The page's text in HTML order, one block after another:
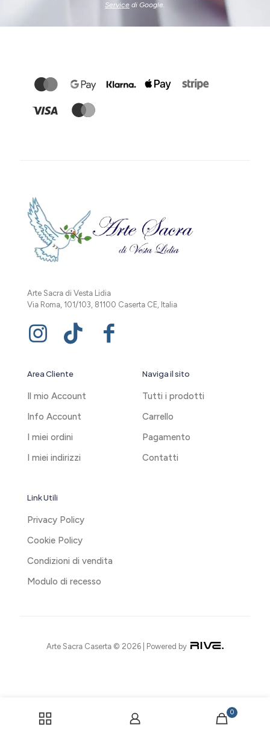
Service di Google.
Arte Sacra di Vesta Lidia
Via Roma, 101/103, 81100 Caserta CE, Italia
Area Cliente
Il mio Account
Info Account
I miei ordini
I miei indirizzi
Naviga il sito
Tutti i prodotti
Carrello
Pagamento
Contatti
Link Utili
Privacy Policy
Cookie Policy
Condizioni di vendita
Modulo di recesso
Arte Sacra Caserta © 2026 | Powered by
0